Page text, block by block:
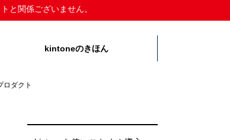
と関係ございません。
kintoneのきほん
ロダクト